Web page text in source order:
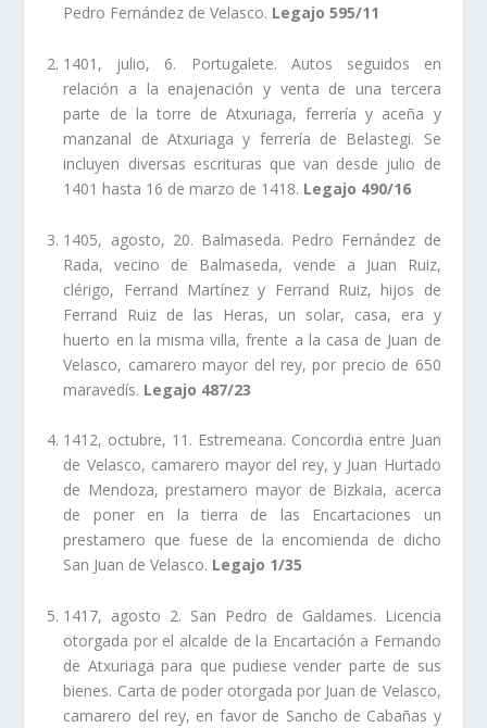
Pedro Fernández de Velasco. Legajo 595/11
1401, julio, 6. Portugalete. Autos seguidos en
relación a la enajenación y venta de una tercera
parte de la torre de Atxuriaga, ferrerí­a y aceña y
manzanal de Atxuriaga y ferrerí­a de Belastegi. Se
incluyen diversas escrituras que van desde julio de
1401 hasta 16 de marzo de 1418. Legajo 490/16
1405, agosto, 20. Balmaseda. Pedro Fernández de
Rada, vecino de Balmaseda, vende a Juan Ruiz,
clérigo, Ferrand Martí­nez y Ferrand Ruiz, hijos de
Ferrand Ruiz de las Heras, un solar, casa, era y
huerto en la misma villa, frente a la casa de Juan de
Velasco, camarero mayor del rey, por precio de 650
maravedí­s. Legajo 487/23
1412, octubre, 11. Estremeana. Concordia entre Juan
de Velasco, camarero mayor del rey, y Juan Hurtado
de Mendoza, prestamero mayor de Bizkaia, acerca
de poner en la tierra de las Encartaciones un
prestamero que fuese de la encomienda de dicho
San Juan de Velasco. Legajo 1/35
1417, agosto 2. San Pedro de Galdames. Licencia
otorgada por el alcalde de la Encartación a Fernando
de Atxuriaga para que pudiese vender parte de sus
bienes. Carta de poder otorgada por Juan de Velasco,
camarero del rey, en favor de Sancho de Cabañas y